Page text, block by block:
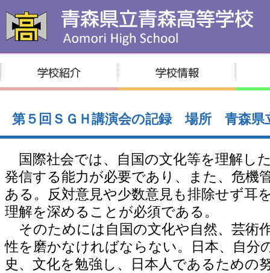
第５回ＳＧＨ講演会の記録 場所 青森県
国際社会では、自国の文化等を理解し
発信する能力が必要であり、また、危機
ある。反対意見や少数意見も排除せず耳
理解を深めることが必須である。
そのためには自国の文化や自然、芸術
性を磨かなければならない。日本、自分
史、文化を勉強し、日本人であるための